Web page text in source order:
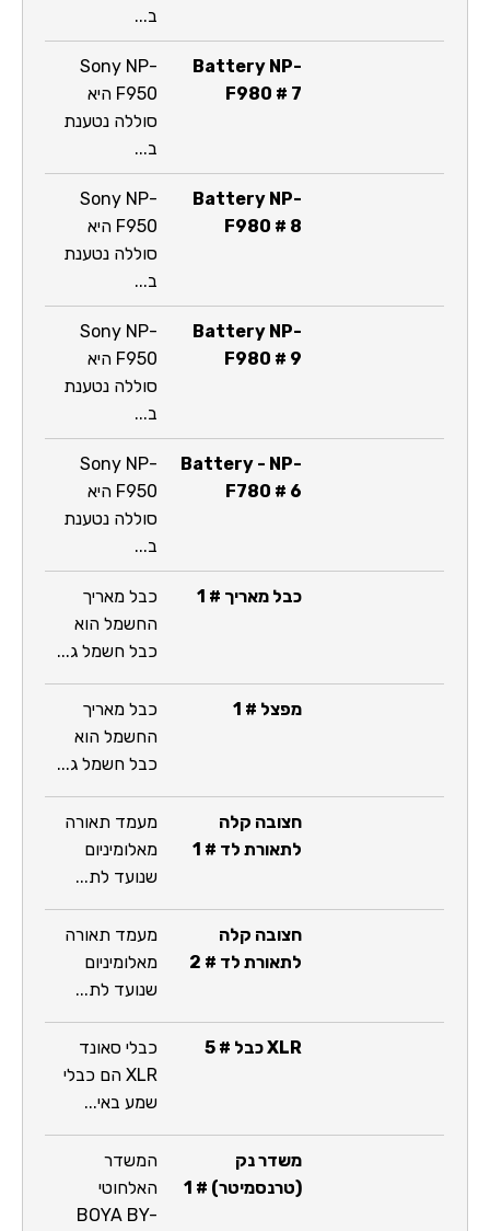
ב...
Battery NP-
F980 # 7
Sony NP-
F950 היא
סוללה נטענת
ב...
Battery NP-
F980 # 8
Sony NP-
F950 היא
סוללה נטענת
ב...
Battery NP-
F980 # 9
Sony NP-
F950 היא
סוללה נטענת
ב...
Battery - NP-
F780 # 6
Sony NP-
F950 היא
סוללה נטענת
ב...
כבל מאריך # 1
כבל מאריך
החשמל הוא
כבל חשמל ג...
מפצל # 1
כבל מאריך
החשמל הוא
כבל חשמל ג...
חצובה קלה
לתאורת לד # 1
מעמד תאורה
מאלומיניום
שנועד לת...
חצובה קלה
לתאורת לד # 2
מעמד תאורה
מאלומיניום
שנועד לת...
XLR כבל # 5
כבלי סאונד
XLR הם כבלי
שמע באי...
משדר נק
(טרנסמיטר) # 1
המשדר
האלחוטי
BOYA BY-